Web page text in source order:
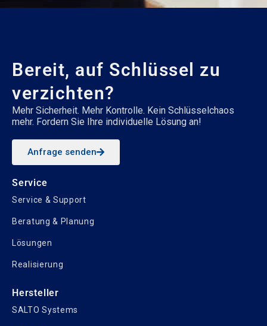
Bereit, auf Schlüssel zu
verzichten?
Mehr Sicherheit. Mehr Kontrolle. Kein Schlüsselchaos
mehr. Fordern Sie Ihre individuelle Lösung an!
Anfrage senden
Service
Service & Support
Beratung & Planung
Lösungen
Realisierung
Hersteller
SALTO Systems